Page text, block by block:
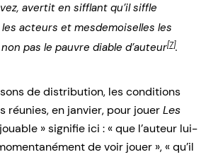
avertit en sifflant qu’il siffle
acteurs et mesdemoiselles les
pas le pauvre diable d’auteur[7].
de distribution, les conditions
réunies, en janvier, pour jouerLes
» signifie ici : « que l’auteur lui-
de voir jouer », « qu’il